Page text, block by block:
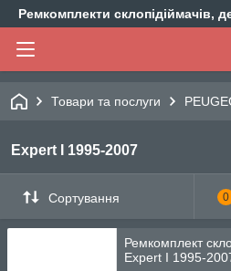
Ремкомплекти склопідіймачів,
Товари та послуги
Expert I 1995-2007
Сортування 0
Ремкомплект
Expert I 1995-